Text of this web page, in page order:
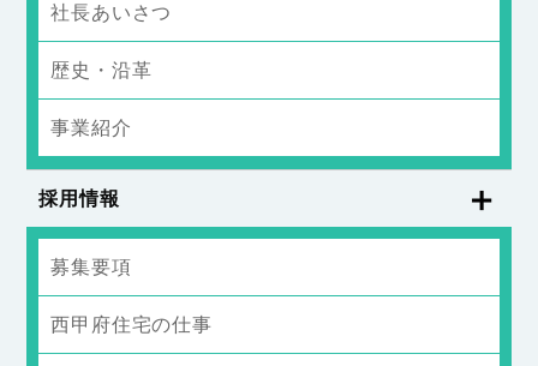
社長あいさつ
歴史・沿革
事業紹介
採用情報
募集要項
西甲府住宅の仕事